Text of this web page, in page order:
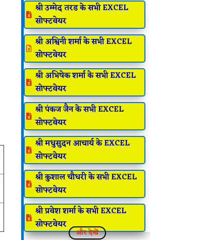
 श्री उम्मेद तरड के सभी EXCEL
सोफ्टवेयर
 श्री अश्विनी शर्मा के सभी EXCEL
सोफ्टवेयर
 श्री अभिषेक शर्मा के सभी EXCEL
सोफ्टवेयर
 श्री पंकज जैन के सभी EXCEL
सोफ्टवेयर
 श्री मधुसुदन आचार्य के EXCEL
सोफ्टवेयर
 श्री कुशाल चौधरी के सभी EXCEL
सोफ्टवेयर
 श्री प्रवेश शर्मा के सभी EXCEL
सोफ्टवेयर
और देखें